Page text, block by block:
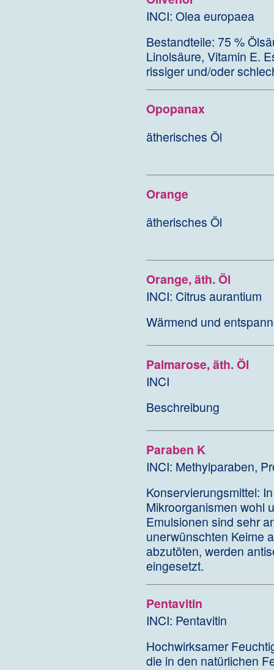
INCI: Olea europaea
Bestandteile: 75 %
Linolsäure, Vitamin E.
rissiger und/oder
Opopanax
ätherisches Öl
Orange
ätherisches Öl
Orange, äth. Öl
INCI: Citrus aurantium
Wärmend und
Palmarose, äth. Öl
INCI
Beschreibung
Paraben K
INCI: Methylparaben,
Konservierungsmittel:
Mikroorganismen wohl
Emulsionen sind sehr
unerwünschten Keime
abzutöten, werden
eingesetzt.
Pentavitin
INCI: Pentavitin
Hochwirksamer
die in den natürlichen